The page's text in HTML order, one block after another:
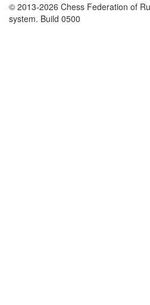
© 2013-2026 Chess Federation of
system. Build 0500